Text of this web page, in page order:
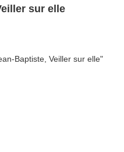
sur elle